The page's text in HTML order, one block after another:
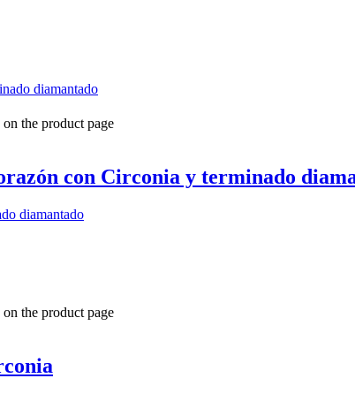
the product page
con Circonia y terminado
diamantado
the product page